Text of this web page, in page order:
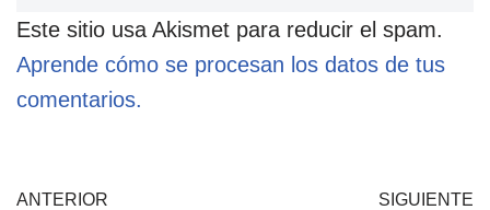
Este sitio usa Akismet para reducir el spam.
Aprende cómo se procesan los datos de tus
comentarios.
ANTERIOR SIGUIENTE